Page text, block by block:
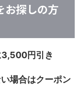
お探しの方
円引き
場合はクーポン